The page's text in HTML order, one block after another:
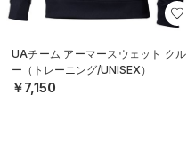
UAチーム アーマースウェット クル
ー（トレーニング/UNISEX）
￥7,150